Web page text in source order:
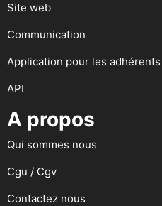
Site web
Communication
Application pour les adhérents
API
A propos
Qui sommes nous
Cgu / Cgv
Contactez nous